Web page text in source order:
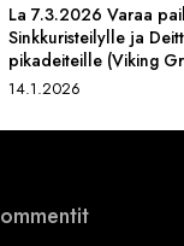
La 7.3.2026 Varaa
Sinkkuristeilylle ja
pikadeiteille (Viking
14.1.2026